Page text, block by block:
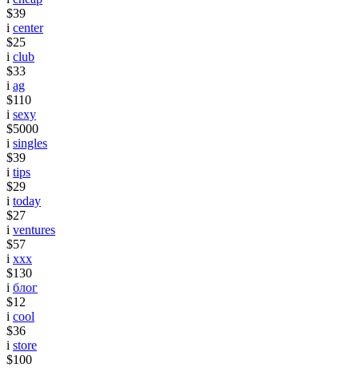
$39
i center
$25
i club
$33
i ag
$110
i sexy
$5000
i singles
$39
i tips
$29
i today
$27
i ventures
$57
i xxx
$130
i блог
$12
i cool
$36
i store
$100